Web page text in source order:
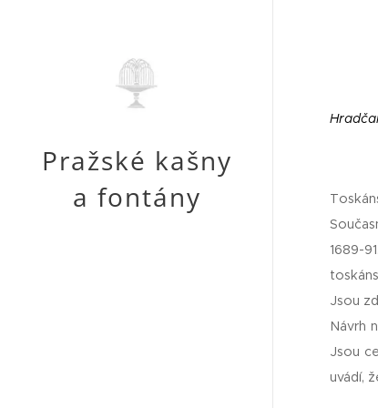
Pražské kašny
a fontány
1689-
Jsou
Návrh
Jsou
uvádí,